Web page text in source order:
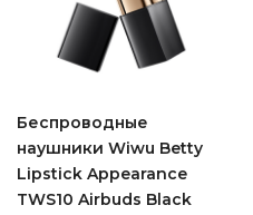
Беспроводные
наушники Wiwu Betty
Lipstick Appearance
TWS10 Airbuds Black